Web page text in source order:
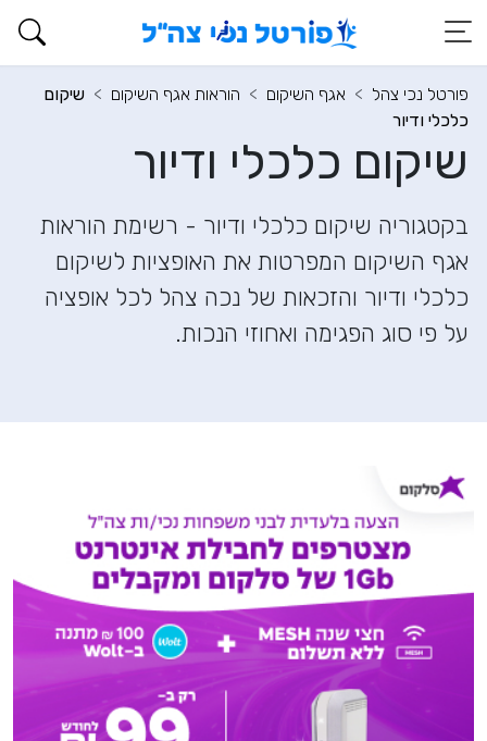
פורטל נכי צהל אגף השיקום הוראות אגף השיקום
שיקום
כלכלי ודיור
שיקום כלכלי ודיור
בקטגוריה שיקום כלכלי ודיור - רשימת הוראות
אגף השיקום המפרטות את האופציות לשיקום
כלכלי ודיור והזכאות של נכה צהל לכל אופציה
על פי סוג הפגימה ואחוזי הנכות.